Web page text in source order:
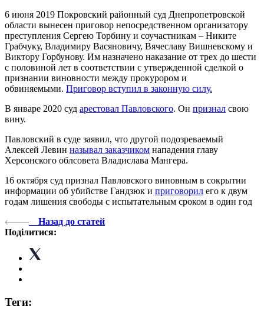
6 июня 2019 Покровский районный суд Днепропетровской
области вынесен приговор непосредственном организатору
преступления Сергею Торбину и соучастникам – Никите
Грабчуку, Владимиру Васяновичу, Вячеславу Вишневскому и
Виктору Горбунову. Им назначено наказание от трех до шести
с половиной лет в соответствии с утвержденной сделкой о
признании виновности между прокурором и
обвиняемыми. Приговор вступил в законную силу.
В январе 2020 суд арестовал Павловского. Он признал свою
вину.
Павловский в суде заявил, что другой подозреваемый
Алексей Левин называл заказчиком нападения главу
Херсонского облсовета Владислава Мангера.
16 октября суд признал Павловского виновным в сокрытии
информации об убийстве Гандзюк и приговорил его к двум
годам лишения свободы с испытательным сроком в один год
Назад до статей
Поділитися:
Теги: